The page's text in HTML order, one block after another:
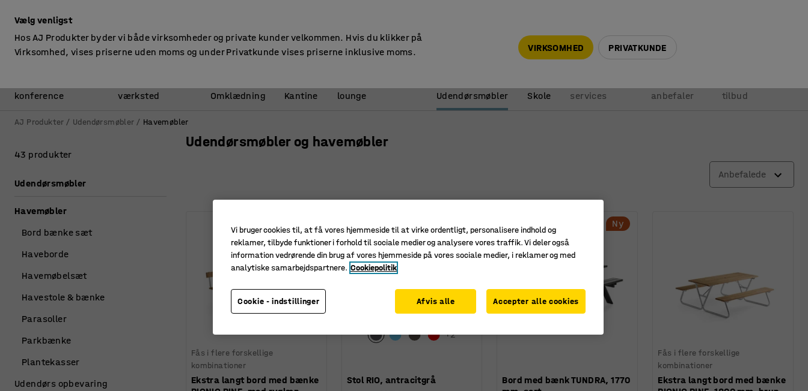
konference
værksted
Omklædning Kantine
lounge
Udendørsmøbler Skole
services
anbefaler
tilbud
AJ Produkter Udendørsmøbler Havemøbler
Udendørsmøbler og havemøbler
Anbefalede
Fås i flere forskellige
kombinationer
Ekstra langt bord med bænke
+2
Stol RIO, antracitgrå
Ny
Bord med bænk TUNDRA, 1770
Fås i flere forskellige
kombinationer
Ekstra langt bord med bænke
43 produkter
Udendørsmøbler
Havemøbler
Bord bænke sæt
Haveborde
Havemøbelsæt
Havestole & bænke
Parasoller
Parkbænke
Plantekasser
Udendørs opbevaring
Vælg venligst
Hos AJ Produkter byder vi både virksomheder og private kunder velkommen. Hvis du klikker på
Virksomhed, vises priserne uden moms og under Privatkunde vises priserne inklusive moms.
VIRKSOMHED PRIVATKUNDE
Vi bruger cookies til, at få vores hjemmeside til at virke ordentligt, personalisere indhold og
reklamer, tilbyde funktioner i forhold til sociale medier og analysere vores traffik. Vi deler også
information vedrørende din brug af vores hjemmeside på vores sociale medier, i reklamer og med
analytiske samarbejdspartnere. Cookiepolitik
Cookie - indstillinger Afvis alle Accepter alle cookies